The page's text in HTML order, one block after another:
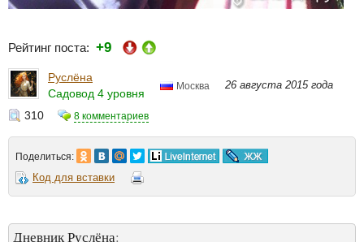
Рейтинг поста: +9
Руслёна
Садовод 4 уровня
Москва 26 августа 2015 года
310 8 комментариев
Поделиться:
Код для вставки
Дневник Руслёна: